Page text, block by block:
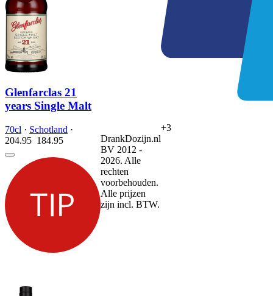
Glenfarclas 21
years Single Malt
70cl · Schotland ·
204.95 184.95
+3
DrankDozijn.nl
BV 2012 -
2026. Alle
rechten
voorbehouden.
Alle prijzen
zijn incl. BTW.